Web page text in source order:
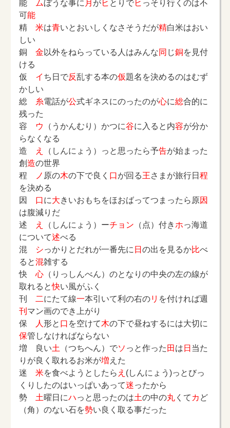
能 ムぼうな事に 月 が ヒ とりで ヒ っそり行くのは不
可能
精 米は青いとおいしくなさそうだが精白米はおい
しい
銅 金 以外をねらっている人はみんな同 じ銅を見付
ける
仮 イ ち日で反乱する本の仮題名を決めるのはむず
かしい
総
糸電話が公式ギネスにのったのが心に総合的に
残った
容
ウ （うかんむり）かつに谷に入ると内容が分か
らなくなる
造
え （しんにょう）っと思ったら予告が始まった
創造の世界
程
ノ 原の木の下で良く 口が回る王さまが旅行日 程
を決める
因 口に大きいおもちをほおばってつまったら原因
は腹減りだ
述
え （しんにょう）ーチョン （点）付き ホっ海道
について述べる
混
シっかりとだれが一番先に 日 の出を見るか比べ
ると混雑する
快 心 （りっしんべん）のとなりの中央の左の線が
取れると快い風がふく
刊
二にたて線一本引いて利の右のリ を付ければ週
刊 マン画のでき上がり
保
人 形と 口 を空けて木の下で昼ねするには大切に
保管しなければならない
増 良い土 （つちへん）でソ っと作った 田 は 日 当た
りが良く取れるお米が増 えた
迷 米を食べようとしたら え (しんにょう)っとびっ
くりしたのはいっぱいあって迷ったから
勢 土曜日にハっと思ったのは土の中の丸 くて カ ど
（角）のない石を勢い良く取る事だった